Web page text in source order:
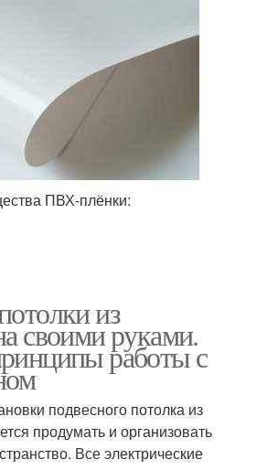
ПВХ-плёнки:
из
своими руками.
работы с
подвесного потолка из
продумать и организовать
Все электрические